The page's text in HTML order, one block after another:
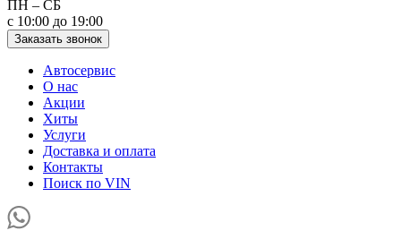
ПН – СБ
с 10:00 до 19:00
Заказать звонок
Автосервис
О нас
Акции
Хиты
Услуги
Доставка и оплата
Контакты
Поиск по VIN